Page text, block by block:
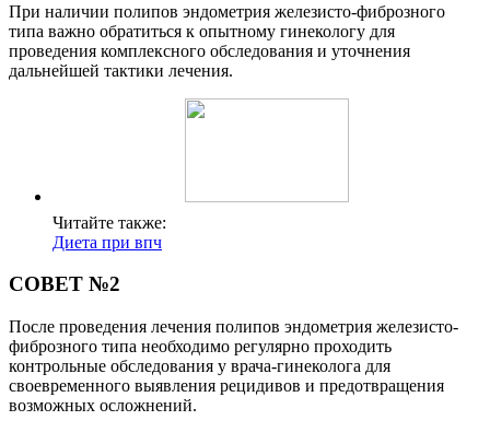
При наличии полипов эндометрия железисто-фиброзного
типа важно обратиться к опытному гинекологу для
проведения комплексного обследования и уточнения
дальнейшей тактики лечения.
Читайте также:
Диета при впч
СОВЕТ №2
После проведения лечения полипов эндометрия железисто-
фиброзного типа необходимо регулярно проходить
контрольные обследования у врача-гинеколога для
своевременного выявления рецидивов и предотвращения
возможных осложнений.